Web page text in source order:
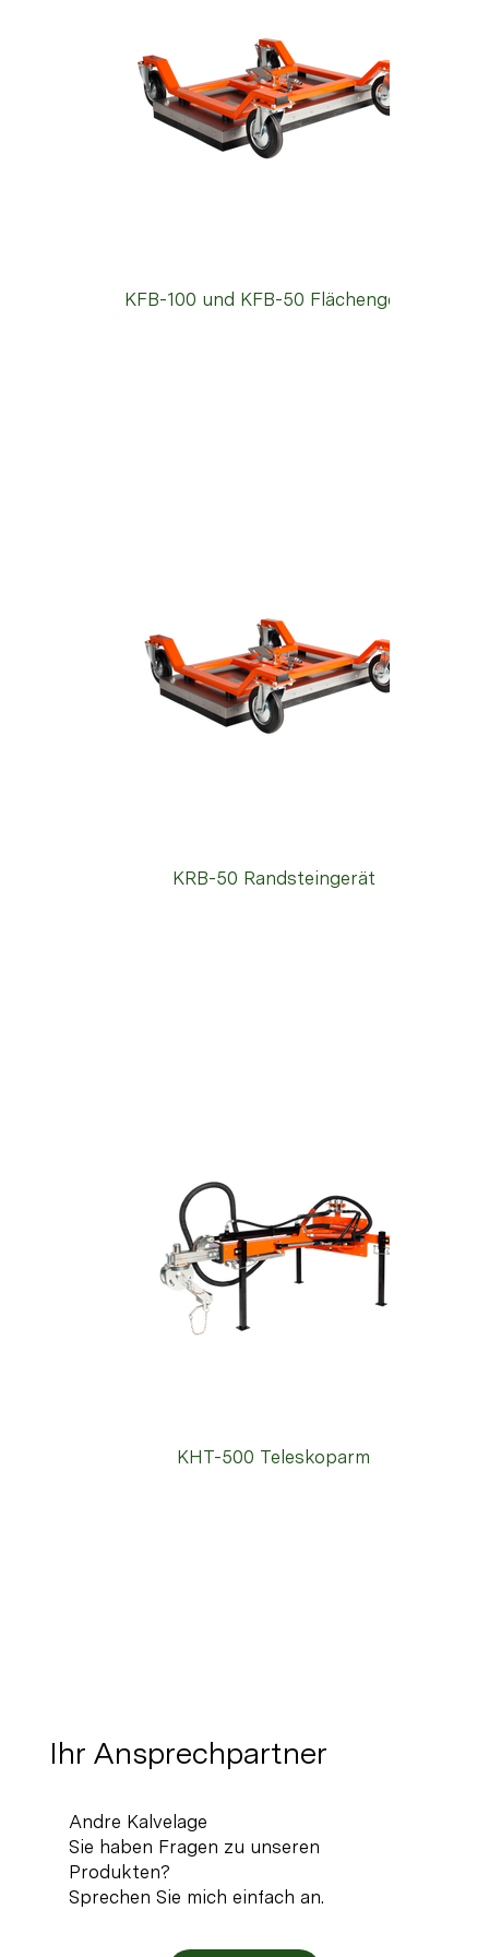
KFB-100 und KFB-50 Flächengerät
KRB-50 Randsteingerät
KHT-500 Teleskoparm
Ihr Ansprechpartner
Andre Kalvelage
Sie haben Fragen zu unseren
Produkten?
Sprechen Sie mich einfach an.